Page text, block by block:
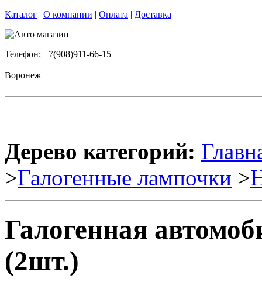
Каталог | О компании | Оплата | Доставка
Телефон: +7(908)911-66-15
Воронеж
Дерево категорий:
>Галогенные лампочки >
Галогенная
(2шт.)